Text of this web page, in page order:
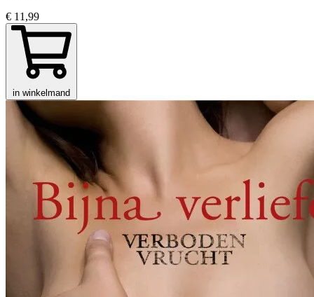
€ 11,99
in winkelmand